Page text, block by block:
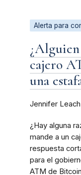
Alerta para
cajero
una
Jennifer Leach
¿Hay alguna
mande a un
respuesta
para el
ATM de